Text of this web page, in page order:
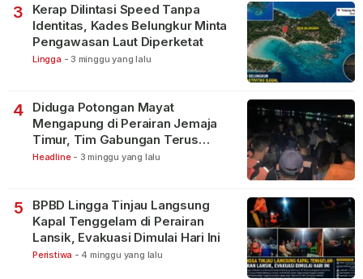
3
Kerap Dilintasi Speed Tanpa
Identitas, Kades Belungkur Minta
Pengawasan Laut Diperketat
Lingga - 3 minggu yang lalu
4
Diduga Potongan Mayat
Mengapung di Perairan Jemaja
Timur, Tim Gabungan Terus
Lakukan Pencarian
Headline - 3 minggu yang lalu
5
BPBD Lingga Tinjau Langsung
Kapal Tenggelam di Perairan
Lansik, Evakuasi Dimulai Hari Ini
Peristiwa - 4 minggu yang lalu